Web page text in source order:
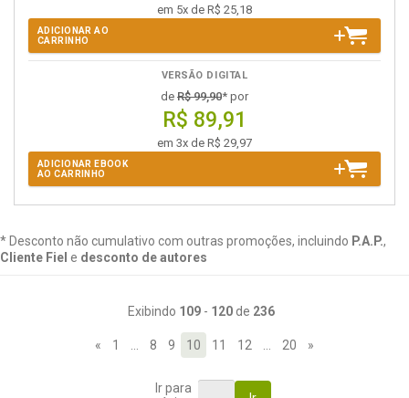
em 5x de R$ 25,18
ADICIONAR AO
CARRINHO
VERSÃO DIGITAL
de R$ 99,90* por
R$ 89,91
em 3x de R$ 29,97
ADICIONAR EBOOK
AO CARRINHO
* Desconto não cumulativo com outras promoções, incluindo P.A.P.,
Cliente Fiel e desconto de autores
Exibindo 109- 120de 236
« 1 8 9 10 11 12 20 »
Ir para